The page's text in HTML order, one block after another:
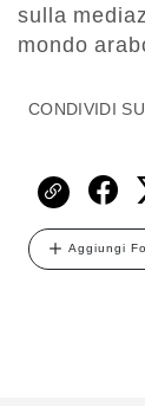
sulla
mondo
CONDIVIDI
Aggiungi